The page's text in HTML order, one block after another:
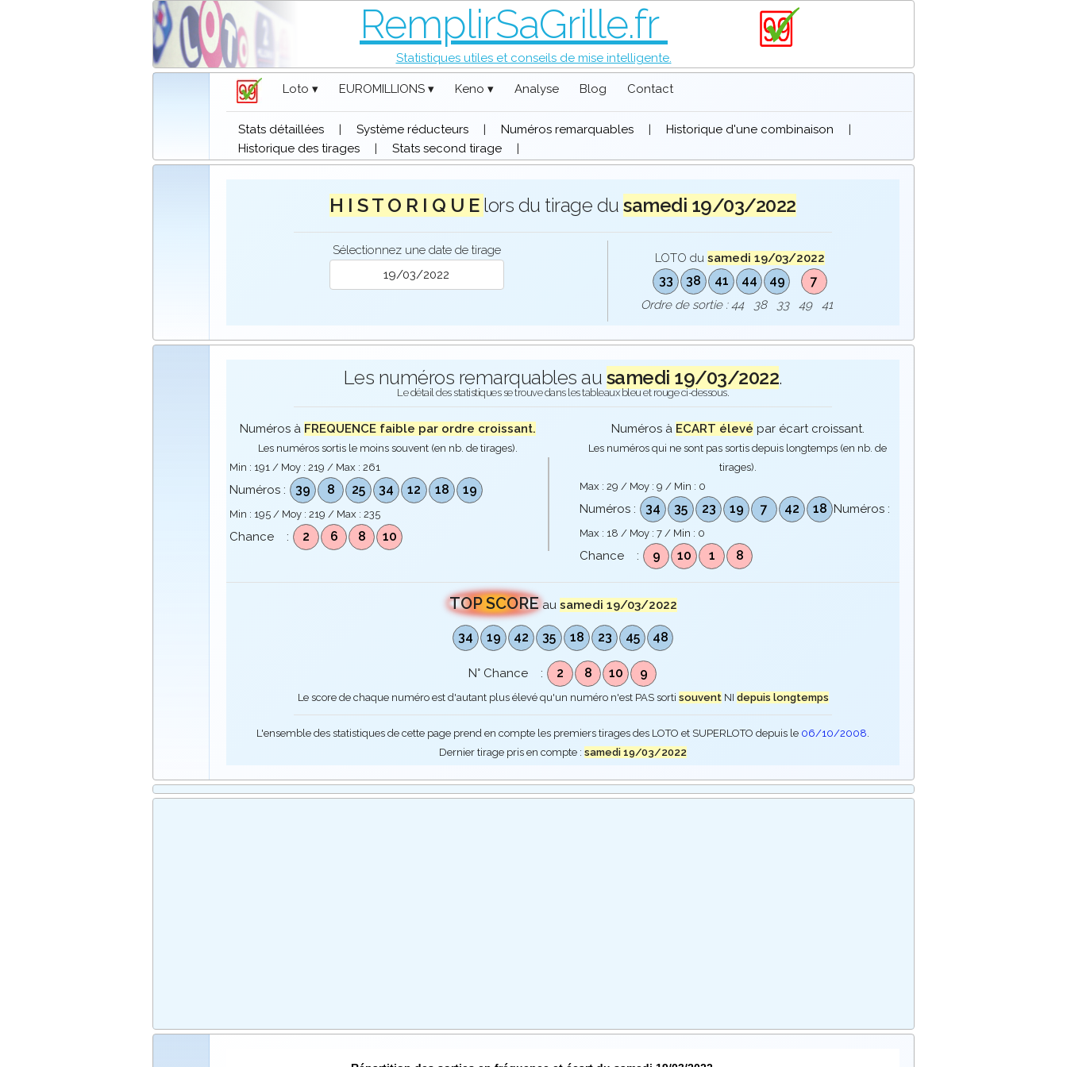
RemplirSaGrille.fr
Statistiques utiles et conseils de mise intelligente.
Loto ▾ EUROMILLIONS ▾ Keno ▾ Analyse Blog Contact
Stats détaillées | Système réducteurs | Numéros remarquables | Historique d'une combinaison
|
Historique des tirages
| Stats second tirage |
H I S T O R I Q U E lors du tirage dusamedi 19/03/2022
Sélectionnez une date de tirage
LOTO dusamedi 19/03/2022
33 38 41 44 49 7
Ordre de sortie : 44 38 33 49 41
Les numéros remarquables au samedi 19/03/2022.
Le détail des statistiques se trouve dans les tableaux bleu et rouge ci-dessous.
Numéros à FREQUENCE faible par ordre croissant.
Les numéros sortis le moins souvent (en nb. de tirages).
Min : 191 / Moy :219 / Max :261
Numéros : 39 8 25 34 12 18 19
Min : 195 / Moy :219 / Max :235
Chance : 2 6 8 10
Numéros à ECART élevé par écart croissant.
Les numéros qui ne sont pas sortis depuis longtemps (en nb. de
tirages).
Max : 29 / Moy : 9 / Min : 0
Numéros : 34 35 23 19 7 42 18 Numéros :
Max : 18 / Moy : 7 / Min : 0
Chance : 9 10 1 8
TOP SCORE au samedi 19/03/2022
34 19 42 35 18 23 45 48
N° Chance : 2 8 10 9
Le score de chaque numéro est d'autant plus élevé qu'un numéro n'est PAS sorti souventNI depuis longtemps
L'ensemble des statistiques de cette page prend en compte les premiers tirages des LOTO et SUPERLOTO depuis le 06/10/2008.
Dernier tirage pris en compte : samedi 19/03/2022